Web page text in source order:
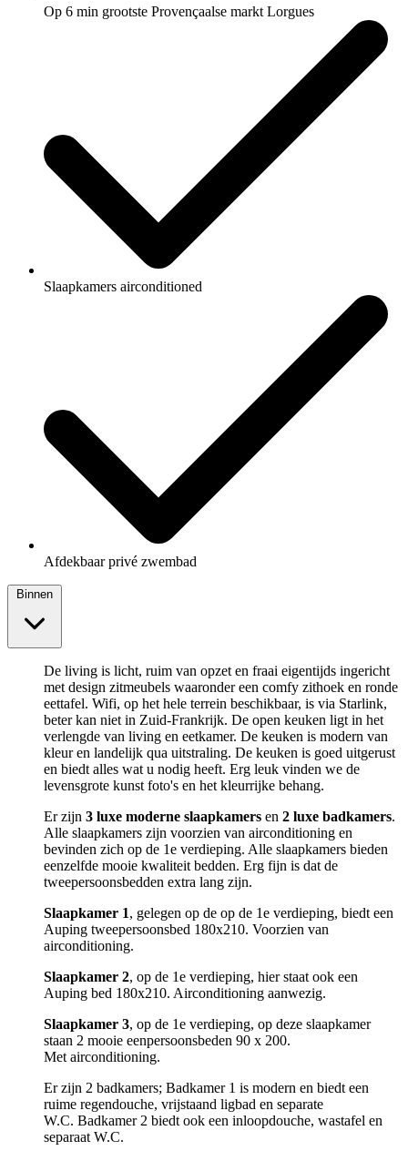
Op 6 min grootste Provençaalse markt Lorgues
Slaapkamers airconditioned
Afdekbaar privé zwembad
De living is licht, ruim van opzet en fraai eigentijds ingericht
met design zitmeubels waaronder een comfy zithoek en ronde
eettafel. Wifi, op het hele terrein beschikbaar, is via Starlink,
beter kan niet in Zuid-Frankrijk. De open keuken ligt in het
verlengde van living en eetkamer. De keuken is modern van
kleur en landelijk qua uitstraling. De keuken is goed uitgerust
en biedt alles wat u nodig heeft. Erg leuk vinden we de
levensgrote kunst foto's en het kleurrijke behang.
Er zijn 3 luxe moderne slaapkamers en 2 luxe badkamers.
Alle slaapkamers zijn voorzien van airconditioning en
bevinden zich op de 1e verdieping. Alle slaapkamers bieden
eenzelfde mooie kwaliteit bedden. Erg fijn is dat de
tweepersoonsbedden extra lang zijn.
Slaapkamer 1, gelegen op de op de 1e verdieping, biedt een
Auping tweepersoonsbed 180x210. Voorzien van
airconditioning.
Slaapkamer 2, op de 1e verdieping, hier staat ook een
Auping bed 180x210. Airconditioning aanwezig.
Slaapkamer 3, op de 1e verdieping, op deze slaapkamer
staan 2 mooie eenpersoonsbeden 90 x 200.
Met airconditioning.
Er zijn 2 badkamers; Badkamer 1 is modern en biedt een
ruime regendouche, vrijstaand ligbad en separate
W.C. Badkamer 2 biedt ook een inloopdouche, wastafel en
separaat W.C.